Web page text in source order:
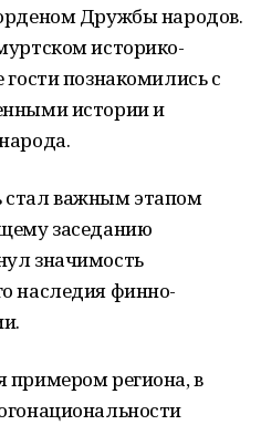
Дружбы народов.
историко-
познакомились с
истории и
важным этапом
заседанию
значимость
наследия финно-
примером региона, в